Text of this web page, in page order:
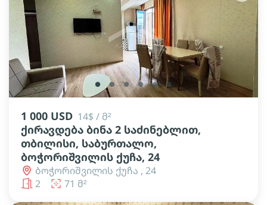
lens lens lens lens lens lens
1 000 USD 14$ / მ²
ქირავდება ბინა 2 საძინებლით,
თბილისი, საბურთალო,
ბოჭორიშვილის ქუჩა, 24
ბოჭორიშვილის ქუჩა , 24
2
71 მ²